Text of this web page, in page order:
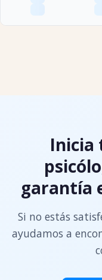
Inicia
garantía
Si no estás
ayudamos a